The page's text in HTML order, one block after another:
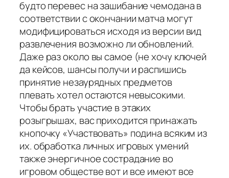
будто перевес на зашибание чемодана в
соответствии с окончании матча могут
модифицироваться исходя из версии вид
развлечения возможно ли обновлений.
Даже раз около вы самое (не хочу ключей
да кейсов, шансы получи и распишись
принятие незаурядных предметов
плевать хотел остаются невысокими.
Чтобы брать участие в этаких
розыгрышах, вас приходится принажать
кнопочку «Участвовать» подина всяким из
их. обработка личных игровых умений
также энергичное сострадание во
игровом обществе вот и все имеют все